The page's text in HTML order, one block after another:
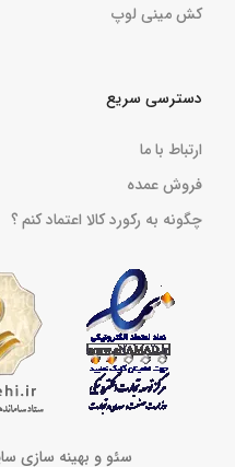
دسترسی سریع
ارتباط با ما
فروش عمده
چگونه به رکورد کالا اعتماد کنم ؟
سئو و بهینه سازی
کش مینی لوپ